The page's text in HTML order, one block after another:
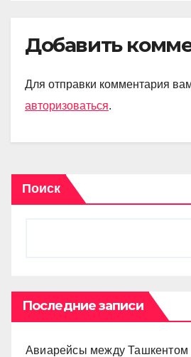
Добавить
Для отправки комментария
авторизоваться.
Поиск
Последние записи
Авиарейсы между Ташкентом